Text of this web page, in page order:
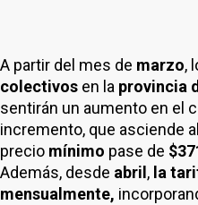
A partir del mes de marzo,
colectivos en la provincia
sentirán un aumento en el
incremento, que asciende al
precio mínimo pase de
Además, desde abril , la
mensualmente,